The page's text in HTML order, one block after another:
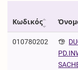
Κωδικός
010780202